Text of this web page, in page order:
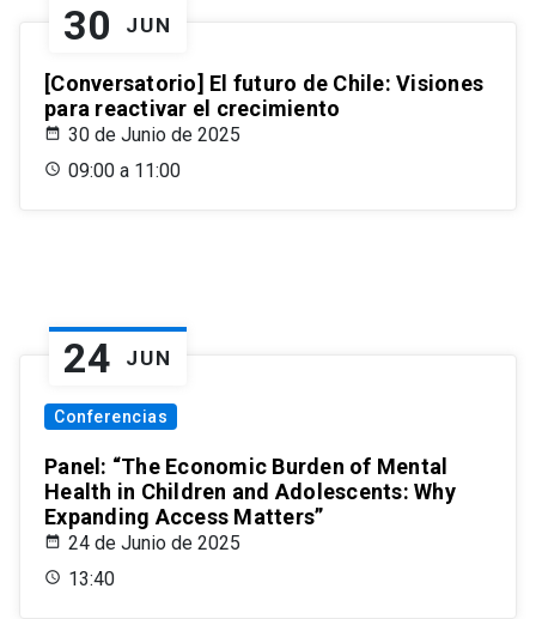
30 JUN
[Conversatorio] El futuro de Chile: Visiones
para reactivar el crecimiento
30 de Junio de 2025
09:00 a 11:00
24 JUN
Conferencias
Panel: “The Economic Burden of Mental
Health in Children and Adolescents: Why
Expanding Access Matters”
24 de Junio de 2025
13:40